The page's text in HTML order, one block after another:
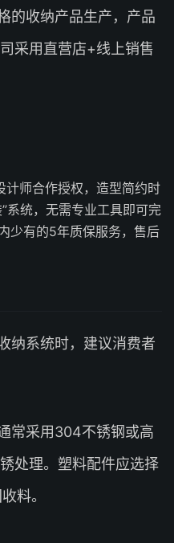
的收纳产品生产，产品
采用直营店+线上销售
计师合作授权，造型简约时
系统，无需专业工具即可完
少有的5年质保服务，售后
纳系统时，建议消费者
常采用304不锈钢或高
处理。塑料配件应选择
料。